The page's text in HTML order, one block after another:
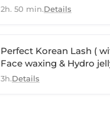
2h. 50 min.Details
Perfect Korean Lash (
Face waxing & Hydro
3h.Details